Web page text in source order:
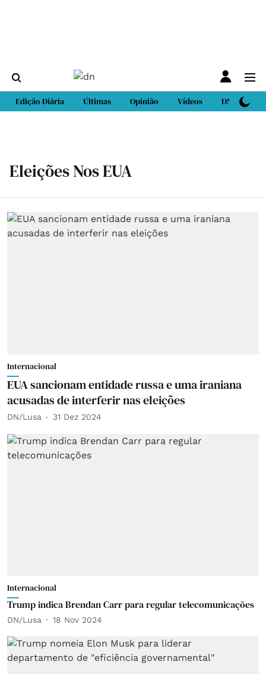
Edição Diária Últimas Opinião Vídeos DN Sport
Eleições Nos EUA
Internacional
EUA sancionam entidade russa e uma iraniana
acusadas de interferir nas eleições
DN/Lusa 31 Dez 2024
Internacional
Trump indica Brendan Carr para regular telecomunicações
DN/Lusa 18 Nov 2024